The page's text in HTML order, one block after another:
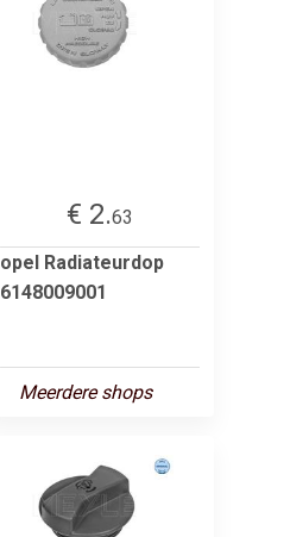
€ 2.63
opel Radiateurdop
6148009001
Meerdere shops